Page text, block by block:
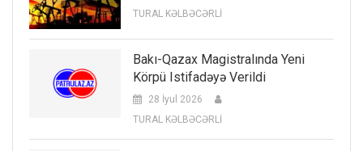
TURAL KƏLBƏCƏRLİ
Bakı-Qazax Magistralında Yeni
Körpü Istifadəyə Verildi
28 İyul 2026
TURAL KƏLBƏCƏRLİ